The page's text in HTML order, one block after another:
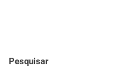
Pesquisar